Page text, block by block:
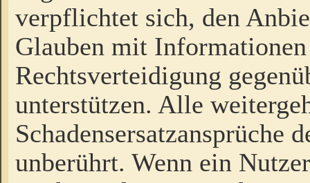
verpflichtet sich, den
Glauben mit
Rechtsverteidigung
unterstützen. Alle
Schadensersatzansprüche
unberührt. Wenn ein